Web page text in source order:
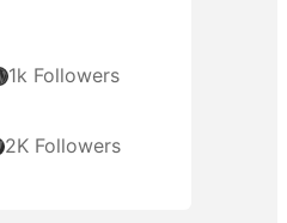
1k Followers
2K Followers